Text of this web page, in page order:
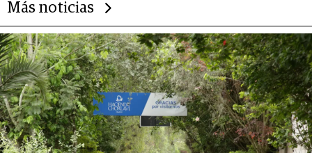
Más noticias